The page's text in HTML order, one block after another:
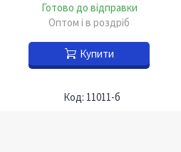
Готово до відправки
Оптом і в роздріб
Купити
11011-б